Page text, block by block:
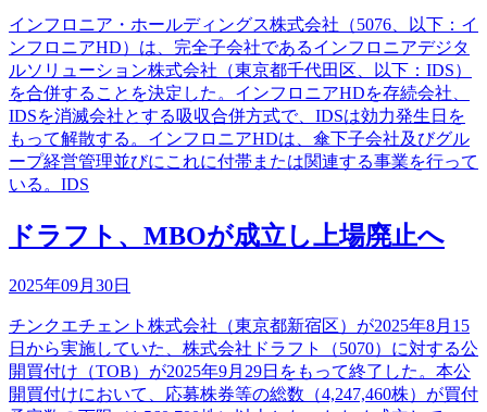
インフロニア・ホールディングス株式会社（5076、以下：イ
ンフロニアHD）は、完全子会社であるインフロニアデジタ
ルソリューション株式会社（東京都千代田区、以下：IDS）
を合併することを決定した。インフロニアHDを存続会社、
IDSを消滅会社とする吸収合併方式で、IDSは効力発生日を
もって解散する。インフロニアHDは、傘下子会社及びグル
ープ経営管理並びにこれに付帯または関連する事業を行って
いる。IDS
ドラフト、MBOが成立し上場廃止へ
2025年09月30日
チンクエチェント株式会社（東京都新宿区）が2025年8月15
日から実施していた、株式会社ドラフト（5070）に対する公
開買付け（TOB）が2025年9月29日をもって終了した。本公
開買付けにおいて、応募株券等の総数（4,247,460株）が買付